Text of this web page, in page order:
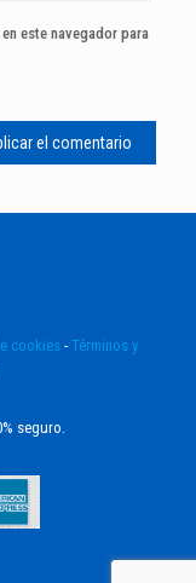
este navegador para
cookies - Términos y
seguro.